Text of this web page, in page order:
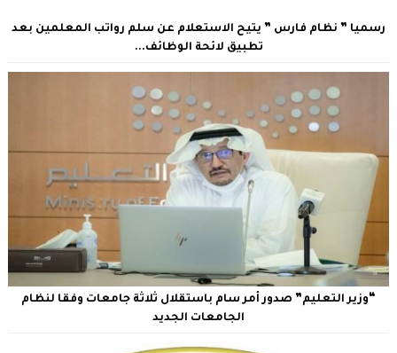
رسميا ” نظام فارس ” يتيح الاستعلام عن سلم رواتب المعلمين بعد
تطبيق لائحة الوظائف...
“وزير التعليم” صدور أمر سام باستقلال ثلاثة جامعات وفقا لنظام
الجامعات الجديد